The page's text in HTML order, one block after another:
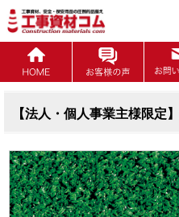
【法人・個人事業主様限定